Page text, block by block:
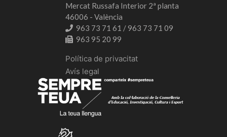
Mercat Russafa Interior 2ª planta
46006 - València
963 73 71 61 / 963 73 71 09
963 95 20 99
Política de privacitat
Avís legal